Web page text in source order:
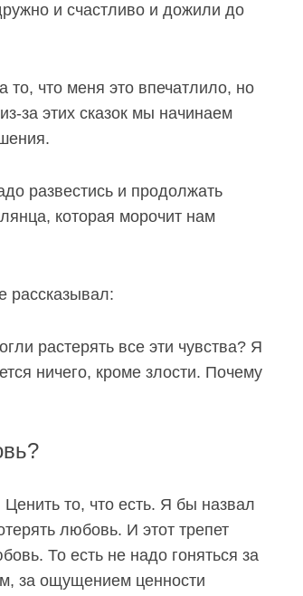
и счастливо и дожили до
то, что меня это впечатлило, но
за этих сказок мы начинаем
развестись и продолжать
которая морочит нам
рассказывал:
растерять все эти чувства? Я
ничего, кроме злости. Почему
то, что есть. Я бы назвал
любовь. И этот трепет
То есть не надо гоняться за
за ощущением ценности